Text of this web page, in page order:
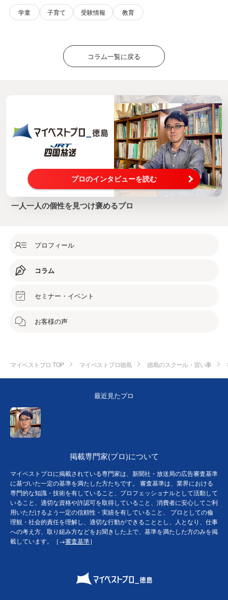
学童 子育て 受験情報 教育
コラム一覧に戻る
プロのインタビューを読む
一人一人の個性を見つけ褒めるプロ
プロフィール
コラム
セミナー・イベント
お客様の声
マイベストプロ TOP マイベストプロ徳島 徳島のスクール・習い事
最近見たプロ
掲載専門家(プロ)について
マイベストプロに掲載されている専門家は、新聞社・放送局の広告審査基準
に基づいた一定の基準を満たした方たちです。 審査基準は、業界における
専門的な知識・技術を有していること、プロフェッショナルとして活動して
いること、適切な資格や許認可を取得していること、消費者に安心してご利
用いただけるよう一定の信頼性・実績を有していること、 プロとしての倫
理観・社会的責任を理解し、適切な行動ができることとし、人となり、仕事
への考え方、取り組み方などをお聞きした上で、基準を満たした方のみを掲
載しています。［→審査基準］